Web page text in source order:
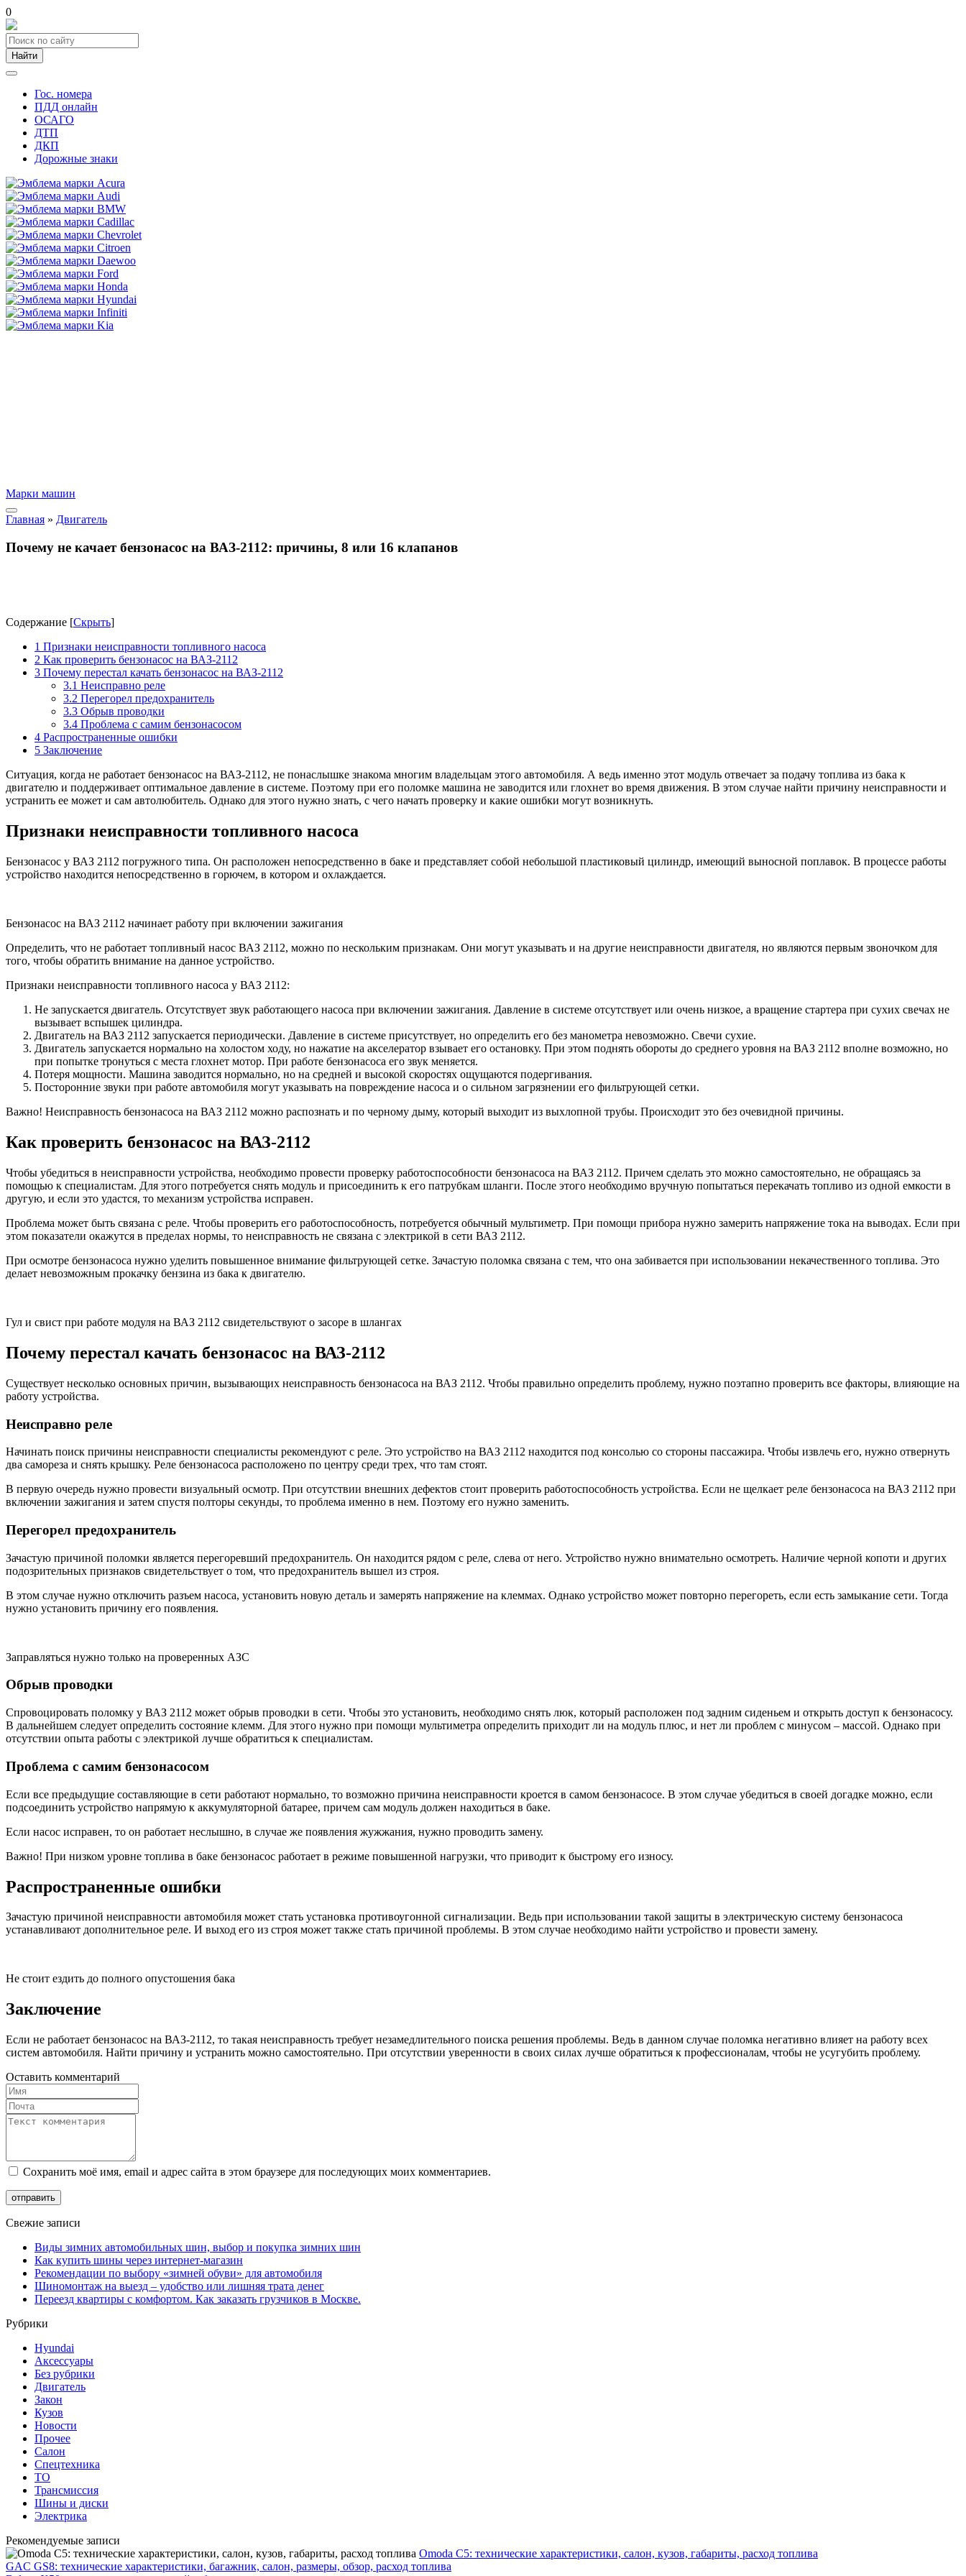
0
Найти
Гос. номера
ПДД онлайн
ОСАГО
ДТП
ДКП
Дорожные знаки
Марки машин
Главная » Двигатель
Почему не качает бензонасос на ВАЗ-2112: причины, 8 или 16 клапанов
Содержание [Скрыть]
1 Признаки неисправности топливного насоса
2 Как проверить бензонасос на ВАЗ-2112
3 Почему перестал качать бензонасос на ВАЗ-2112
3.1 Неисправно реле
3.2 Перегорел предохранитель
3.3 Обрыв проводки
3.4 Проблема с самим бензонасосом
4 Распространенные ошибки
5 Заключение
Ситуация, когда не работает бензонасос на ВАЗ-2112, не понаслышке знакома многим владельцам этого автомобиля. А ведь именно этот модуль отвечает за подачу топлива из бака к
двигателю и поддерживает оптимальное давление в системе. Поэтому при его поломке машина не заводится или глохнет во время движения. В этом случае найти причину неисправности и
устранить ее может и сам автолюбитель. Однако для этого нужно знать, с чего начать проверку и какие ошибки могут возникнуть.
Признаки неисправности топливного насоса
Бензонасос у ВАЗ 2112 погружного типа. Он расположен непосредственно в баке и представляет собой небольшой пластиковый цилиндр, имеющий выносной поплавок. В процессе работы
устройство находится непосредственно в горючем, в котором и охлаждается.
Бензонасос на ВАЗ 2112 начинает работу при включении зажигания
Определить, что не работает топливный насос ВАЗ 2112, можно по нескольким признакам. Они могут указывать и на другие неисправности двигателя, но являются первым звоночком для
того, чтобы обратить внимание на данное устройство.
Признаки неисправности топливного насоса у ВАЗ 2112:
Не запускается двигатель. Отсутствует звук работающего насоса при включении зажигания. Давление в системе отсутствует или очень низкое, а вращение стартера при сухих свечах не
вызывает вспышек цилиндра.
Двигатель на ВАЗ 2112 запускается периодически. Давление в системе присутствует, но определить его без манометра невозможно. Свечи сухие.
Двигатель запускается нормально на холостом ходу, но нажатие на акселератор взывает его остановку. При этом поднять обороты до среднего уровня на ВАЗ 2112 вполне возможно, но
при попытке тронуться с места глохнет мотор. При работе бензонасоса его звук меняется.
Потеря мощности. Машина заводится нормально, но на средней и высокой скоростях ощущаются подергивания.
Посторонние звуки при работе автомобиля могут указывать на повреждение насоса и о сильном загрязнении его фильтрующей сетки.
Важно! Неисправность бензонасоса на ВАЗ 2112 можно распознать и по черному дыму, который выходит из выхлопной трубы. Происходит это без очевидной причины.
Как проверить бензонасос на ВАЗ-2112
Чтобы убедиться в неисправности устройства, необходимо провести проверку работоспособности бензонасоса на ВАЗ 2112. Причем сделать это можно самостоятельно, не обращаясь за
помощью к специалистам. Для этого потребуется снять модуль и присоединить к его патрубкам шланги. После этого необходимо вручную попытаться перекачать топливо из одной емкости в
другую, и если это удастся, то механизм устройства исправен.
Проблема может быть связана с реле. Чтобы проверить его работоспособность, потребуется обычный мультиметр. При помощи прибора нужно замерить напряжение тока на выводах. Если при
этом показатели окажутся в пределах нормы, то неисправность не связана с электрикой в сети ВАЗ 2112.
При осмотре бензонасоса нужно уделить повышенное внимание фильтрующей сетке. Зачастую поломка связана с тем, что она забивается при использовании некачественного топлива. Это
делает невозможным прокачку бензина из бака к двигателю.
Гул и свист при работе модуля на ВАЗ 2112 свидетельствуют о засоре в шлангах
Почему перестал качать бензонасос на ВАЗ-2112
Существует несколько основных причин, вызывающих неисправность бензонасоса на ВАЗ 2112. Чтобы правильно определить проблему, нужно поэтапно проверить все факторы, влияющие на
работу устройства.
Неисправно реле
Начинать поиск причины неисправности специалисты рекомендуют с реле. Это устройство на ВАЗ 2112 находится под консолью со стороны пассажира. Чтобы извлечь его, нужно отвернуть
два самореза и снять крышку. Реле бензонасоса расположено по центру среди трех, что там стоят.
В первую очередь нужно провести визуальный осмотр. При отсутствии внешних дефектов стоит проверить работоспособность устройства. Если не щелкает реле бензонасоса на ВАЗ 2112 при
включении зажигания и затем спустя полторы секунды, то проблема именно в нем. Поэтому его нужно заменить.
Перегорел предохранитель
Зачастую причиной поломки является перегоревший предохранитель. Он находится рядом с реле, слева от него. Устройство нужно внимательно осмотреть. Наличие черной копоти и других
подозрительных признаков свидетельствует о том, что предохранитель вышел из строя.
В этом случае нужно отключить разъем насоса, установить новую деталь и замерять напряжение на клеммах. Однако устройство может повторно перегореть, если есть замыкание сети. Тогда
нужно установить причину его появления.
Заправляться нужно только на проверенных АЗС
Обрыв проводки
Спровоцировать поломку у ВАЗ 2112 может обрыв проводки в сети. Чтобы это установить, необходимо снять люк, который расположен под задним сиденьем и открыть доступ к бензонасосу.
В дальнейшем следует определить состояние клемм. Для этого нужно при помощи мультиметра определить приходит ли на модуль плюс, и нет ли проблем с минусом – массой. Однако при
отсутствии опыта работы с электрикой лучше обратиться к специалистам.
Проблема с самим бензонасосом
Если все предыдущие составляющие в сети работают нормально, то возможно причина неисправности кроется в самом бензонасосе. В этом случае убедиться в своей догадке можно, если
подсоединить устройство напрямую к аккумуляторной батарее, причем сам модуль должен находиться в баке.
Если насос исправен, то он работает неслышно, в случае же появления жужжания, нужно проводить замену.
Важно! При низком уровне топлива в баке бензонасос работает в режиме повышенной нагрузки, что приводит к быстрому его износу.
Распространенные ошибки
Зачастую причиной неисправности автомобиля может стать установка противоугонной сигнализации. Ведь при использовании такой защиты в электрическую систему бензонасоса
устанавливают дополнительное реле. И выход его из строя может также стать причиной проблемы. В этом случае необходимо найти устройство и провести замену.
Не стоит ездить до полного опустошения бака
Заключение
Если не работает бензонасос на ВАЗ-2112, то такая неисправность требует незамедлительного поиска решения проблемы. Ведь в данном случае поломка негативно влияет на работу всех
систем автомобиля. Найти причину и устранить можно самостоятельно. При отсутствии уверенности в своих силах лучше обратиться к профессионалам, чтобы не усугубить проблему.
Оставить комментарий
Сохранить моё имя, email и адрес сайта в этом браузере для последующих моих комментариев.
Свежие записи
Виды зимних автомобильных шин, выбор и покупка зимних шин
Как купить шины через интернет-магазин
Рекомендации по выбору «зимней обуви» для автомобиля
Шиномонтаж на выезд – удобство или лишняя трата денег
Переезд квартиры с комфортом. Как заказать грузчиков в Москве.
Рубрики
Hyundai
Аксессуары
Без рубрики
Двигатель
Закон
Кузов
Новости
Прочее
Салон
Спецтехника
ТО
Трансмиссия
Шины и диски
Электрика
Рекомендуемые записи
Omoda C5: технические характеристики, салон, кузов, габариты, расход топлива
GAC GS8: технические характеристики, багажник, салон, размеры, обзор, расход топлива